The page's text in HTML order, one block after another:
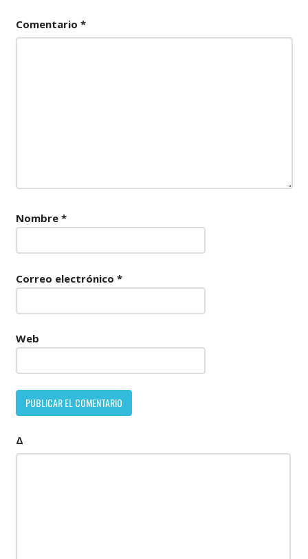
Comentario *
Nombre *
Correo electrónico *
Web
Δ